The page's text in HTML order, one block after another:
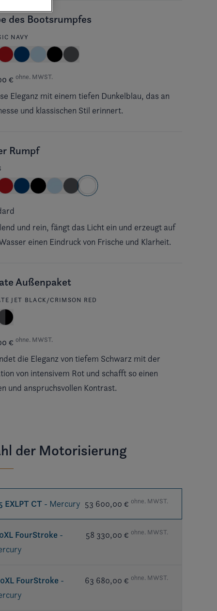
des Bootsrumpfes
NAVY
€ ohne. MWST.
Eleganz mit einem tiefen Dunkelblau, das an
und klassischen Stil erinnert.
Rumpf
und rein, fängt das Licht ein und erzeugt auf
einen Eindruck von Frische und Klarheit.
Außenpaket
JET BLACK/CRIMSON RED
€ ohne. MWST.
die Eleganz von tiefem Schwarz mit der
von intensivem Rot und schafft so einen
und anspruchsvollen Kontrast.
der Motorisierung
EXLPT CT - Mercury 53 600,00 € ohne. MWST.
FourStroke -
58 330,00 € ohne. MWST.
FourStroke -
63 680,00 € ohne. MWST.